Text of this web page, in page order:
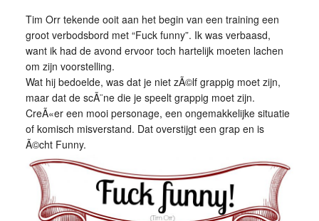
Tim Orr tekende ooit aan het begin van een training een
groot verbodsbord met “Fuck funny”. Ik was verbaasd,
want ik had de avond ervoor toch hartelijk moeten lachen
om zijn voorstelling.
Wat hij bedoelde, was dat je niet zÃ©lf grappig moet zijn,
maar dat de scÃ¨ne die je speelt grappig moet zijn.
CreÃ«er een mooi personage, een ongemakkelijke situatie
of komisch misverstand. Dat overstijgt een grap en is
Ã©cht Funny.